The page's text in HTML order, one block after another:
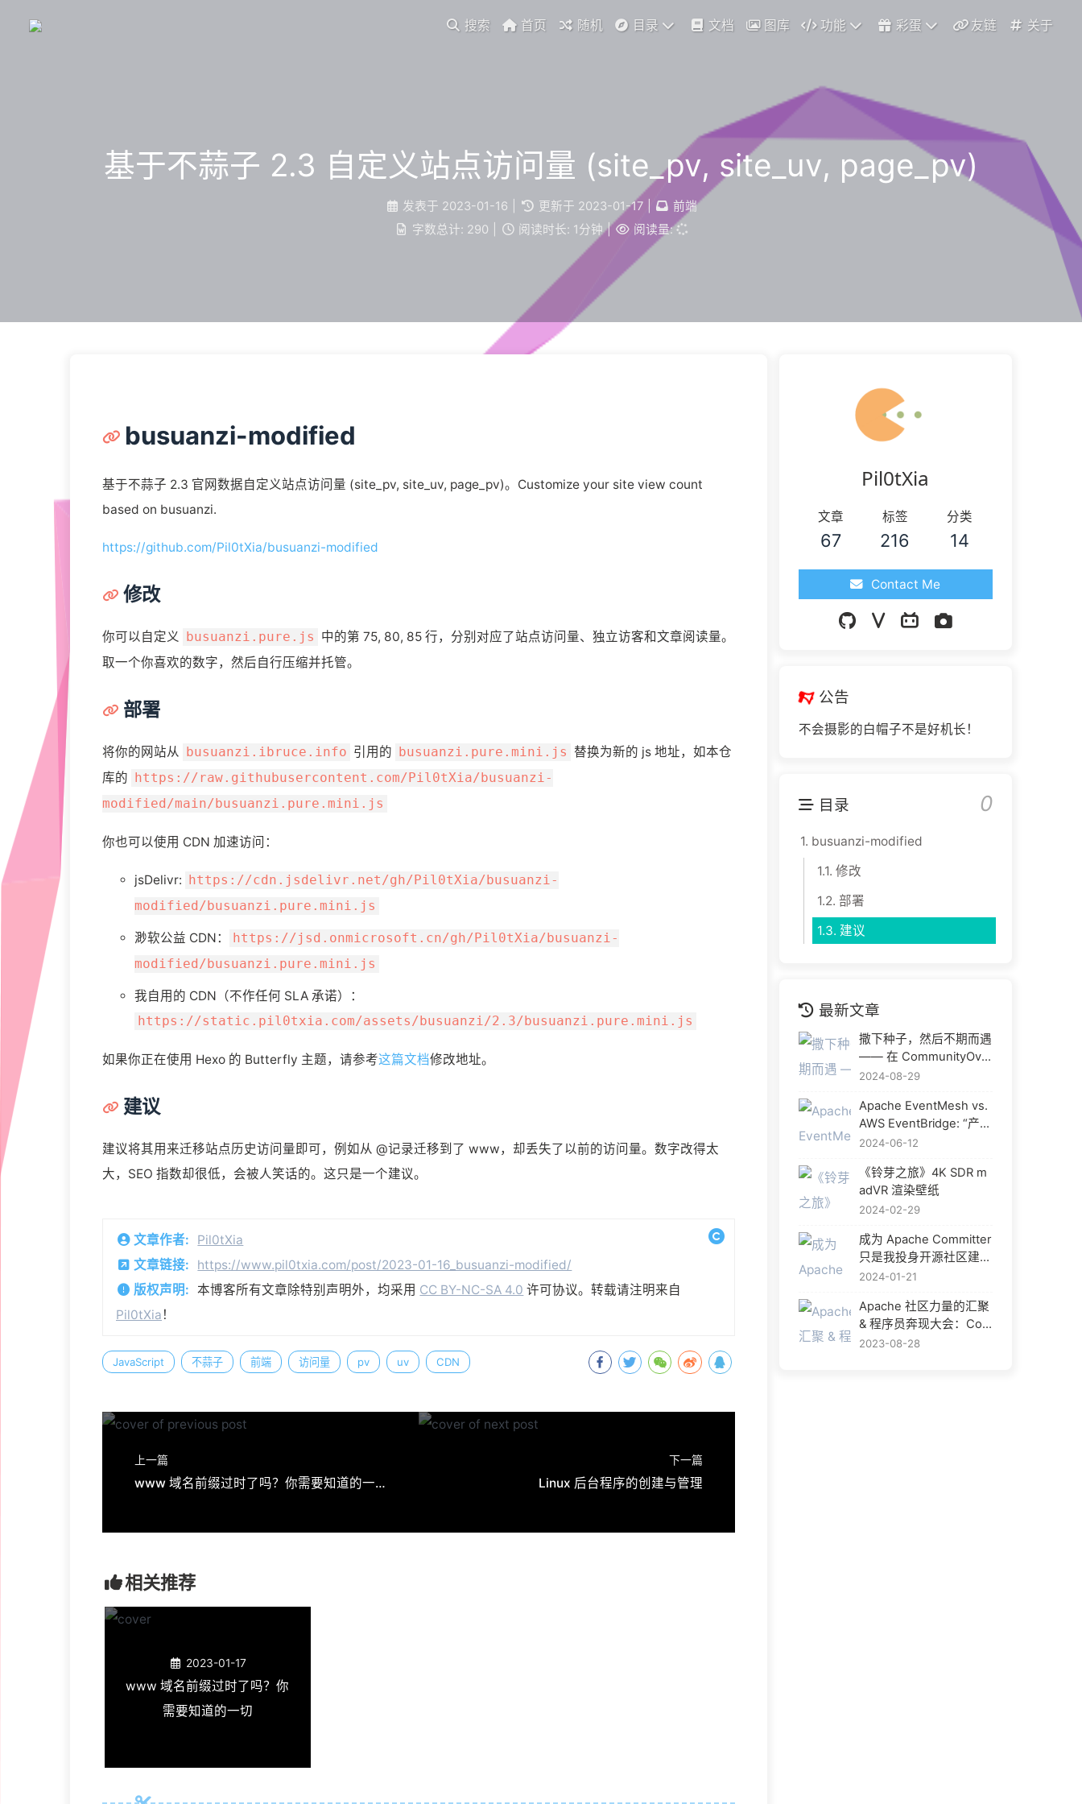
搜索 首页 随机 目录 文档 图库 功能 彩蛋 友链 关于
基于不蒜子 2.3 自定义站点访问量 (site_pv, site_uv, page_pv)
发表于 2023-01-16 更新于 2023-01-17
前端
字数总计: 290 阅读时长: 1分钟 | 阅读量:
busuanzi-modified
基于不蒜子 2.3 官网数据自定义站点访问量 (site_pv, site_uv, page_pv)。Customize your site view count
based on busuanzi.
https://github.com/Pil0tXia/busuanzi-modified
修改
你可以自定义 busuanzi.pure.js
中的第 75, 80, 85 行，分别对应了站点访问量、独立访客和文章阅读量。
取一个你喜欢的数字，然后自行压缩并托管。
部署
将你的网站从 busuanzi.ibruce.info 引用的 busuanzi.pure.mini.js 替换为新的 js 地址，如本仓
库的
https://raw.githubusercontent.com/Pil0tXia/busuanzi-
modified/main/busuanzi.pure.mini.js
你也可以使用 CDN 加速访问：
jsDelivr:
https://cdn.jsdelivr.net/gh/Pil0tXia/busuanzi-
modified/busuanzi.pure.mini.js
渺软公益 CDN：
https://jsd.onmicrosoft.cn/gh/Pil0tXia/busuanzi-
modified/busuanzi.pure.mini.js
我自用的 CDN（不作任何 SLA 承诺）：
https://static.pil0txia.com/assets/busuanzi/2.3/busuanzi.pure.mini.js
如果你正在使用 Hexo 的 Butterfly 主题，请参考这篇文档修改地址。
建议
建议将其用来迁移站点历史访问量即可，例如从 @记录迁移到了 www，却丢失了以前的访问量。数字改得太
大，SEO 指数却很低，会被人笑话的。这只是一个建议。
文章作者:
Pil0tXia
文章链接:
https://www.pil0txia.com/post/2023-01-16_busuanzi-modified/
版权声明: 本博客所有文章除特别声明外，均采用 CC BY-NC-SA 4.0 许可协议。转载请注明来自
Pil0tXia ！
JavaScript 不蒜子 前端 访问量 pv uv CDN
上一篇
www 域名前缀过时了吗？你需要知道的一切
下一篇
Linux 后台程序的创建与管理
相关推荐
2023-01-17
www 域名前缀过时了吗？你
需要知道的一切
Pil0tXia
文章
67
标签
216
分类
14
Contact Me
公告
不会摄影的白帽子不是好机长！
目录 0
1. busuanzi-modified
1.1. 修改
1.2. 部署
1.3. 建议
最新文章
撒下种子，然后不期而遇
—— 在 CommunityOver
Code Asia 2024 与热爱
2024-08-29
Apache EventMesh vs.
AWS EventBridge: “产品
化” 是开源中间件的出路
2024-06-12
《铃芽之旅》4K SDR m
adVR 渲染壁纸
2024-02-29
成为 Apache Committer
只是我投身开源社区建设
的开始
2024-01-21
Apache 社区力量的汇聚
& 程序员奔现大会：Com
munityOverCode Asia 2
2023-08-28